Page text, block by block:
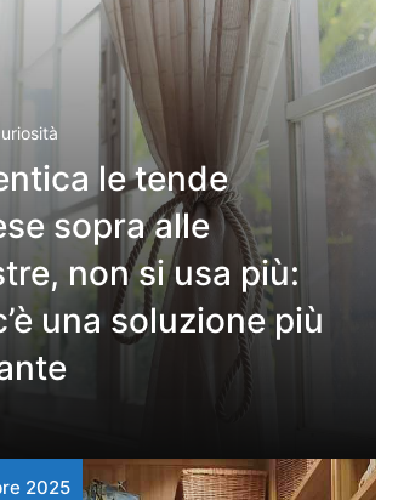
le tende
sopra alle
non si usa più:
una soluzione più
2025